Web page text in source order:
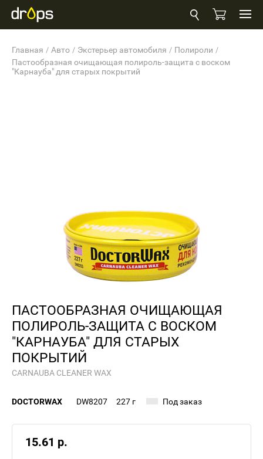
Главная Авто Экстерьер автомобиля
Полироли
Пастообразная очищающая полироль-защита с воском
"Карнауба" для старых покрытий
ПАСТООБРАЗНАЯ ОЧИЩАЮЩАЯ
ПОЛИРОЛЬ-ЗАЩИТА С ВОСКОМ
"КАРНАУБА" ДЛЯ СТАРЫХ
ПОКРЫТИЙ
CARNAUBA CLEANER WAX
DOCTORWAX DW8207 227 г Под заказ
15.61 р.